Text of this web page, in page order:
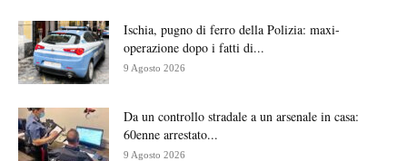
Ischia, pugno di ferro della Polizia: maxi-
operazione dopo i fatti di...
9 Agosto 2026
Da un controllo stradale a un arsenale in casa:
60enne arrestato...
9 Agosto 2026